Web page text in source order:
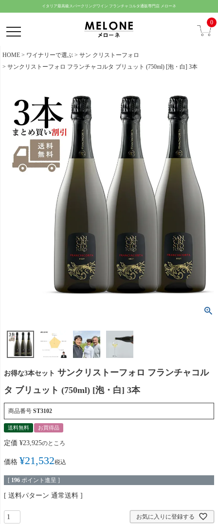
イタリア最高級スパークリングワイン フランチャコルタ通販専門店 メローネ
0
HOME ワイナリーで選ぶ
サン クリストーフォロ
サンクリストーフォロ フランチャコルタ ブリュット (750ml) [泡・白] 3本
お得な3本セット サンクリストーフォロ フランチャコル
タ ブリュット (750ml) [泡・白] 3本
商品番号 ST3102
送料無料 お買得品
定価 ¥23,925のところ
価格 ¥21,532税込
[ 196 ポイント進呈 ]
送料パターン 通常送料
お気に入りに登録する
ジト
ップ